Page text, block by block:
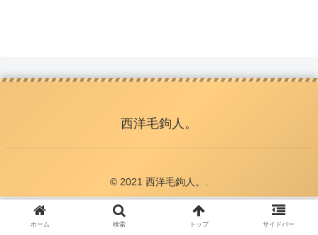
西洋毛鉤人。
© 2021 西洋毛鉤人。.
ホーム 検索 トップ サイドバー